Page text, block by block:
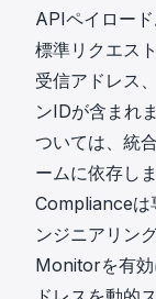
APIペイロー
標準リクエス
受信アドレス
ンIDが含まれ
ついては、統
ームに依存し
Complianceは
ンジニアリン
Monitorを有効